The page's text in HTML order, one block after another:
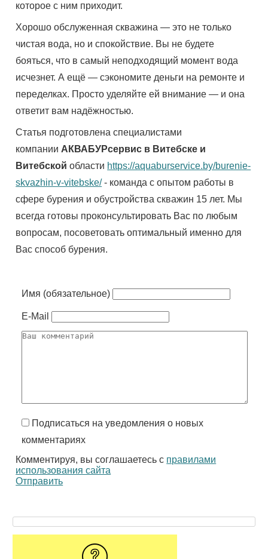
которое с ним приходит.
Хорошо обслуженная скважина — это не только
чистая вода, но и спокойствие. Вы не будете
бояться, что в самый неподходящий момент вода
исчезнет. А ещё — сэкономите деньги на ремонте и
переделках. Просто уделяйте ей внимание — и она
ответит вам надёжностью.
Статья подготовлена специалистами
компании АКВАБУРсервис в Витебске и
Витебской области https://aquaburservice.by/burenie-
skvazhin-v-vitebske/- команда с опытом работы в
сфере бурения и обустройства скважин 15 лет. Мы
всегда готовы проконсультировать Вас по любым
вопросам, посоветовать оптимальный именно для
Вас способ бурения.
Имя (обязательное)
E-Mail
Подписаться на уведомления о новых
комментариях
Комментируя, вы соглашаетесь с правилами
использования сайта
Отправить